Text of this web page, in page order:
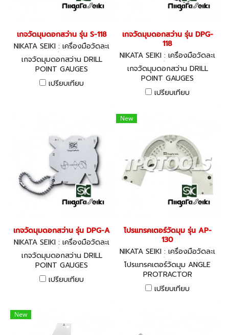
เกจวัดมุมดอกสว่าน รุ่น S-118
NIKATA SEIKI : เครื่องมือวัดละเ
อียด
เกจวัดมุมดอกสว่าน DRILL
POINT GAUGES
เปรียบเทียบ
เกจวัดมุมดอกสว่าน รุ่น DPG-
118
NIKATA SEIKI : เครื่องมือวัดละเ
อียด
เกจวัดมุมดอกสว่าน DRILL
POINT GAUGES
เปรียบเทียบ
เกจวัดมุมดอกสว่าน รุ่น DPG-A
NIKATA SEIKI : เครื่องมือวัดละเ
อียด
เกจวัดมุมดอกสว่าน DRILL
POINT GAUGES
เปรียบเทียบ
New
โปรแทรคเตอร์วัดมุม รุ่น AP-
130
NIKATA SEIKI : เครื่องมือวัดละเ
อียด
โปรแทรคเตอร์วัดมุม ANGLE
PROTRACTOR
เปรียบเทียบ
New